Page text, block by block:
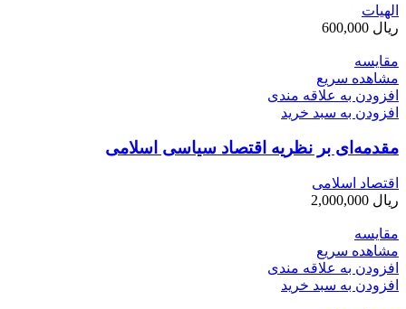
الهيات
ریال
مقایسه
مشاهده سریع
افزودن به علاقه مندی
افزودن به سبد خرید
مقدمه‌ای بر نظریه اقتصاد سیاسی اسلامی
اقتصاد اسلامی
ریال
مقایسه
مشاهده سریع
افزودن به علاقه مندی
افزودن به سبد خرید